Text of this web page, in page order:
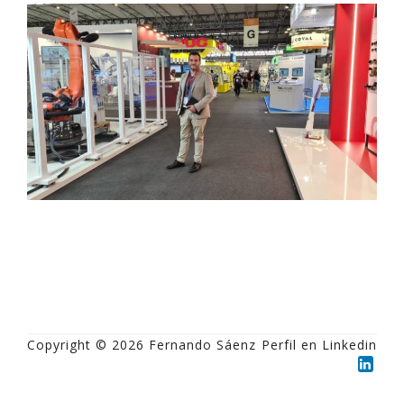
Copyright © 2026 Fernando Sáenz Perfil en Linkedin